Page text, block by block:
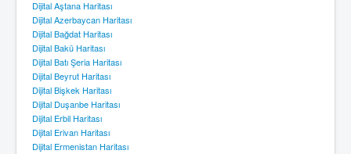
Dijital Aştana Haritası
Dijital Azerbaycan Haritası
Dijital Bağdat Haritası
Dijital Bakü Haritası
Dijital Batı Şeria Haritası
Dijital Beyrut Haritası
Dijital Bişkek Haritası
Dijital Duşanbe Haritası
Dijital Erbil Haritası
Dijital Erivan Haritası
Dijital Ermenistan Haritası